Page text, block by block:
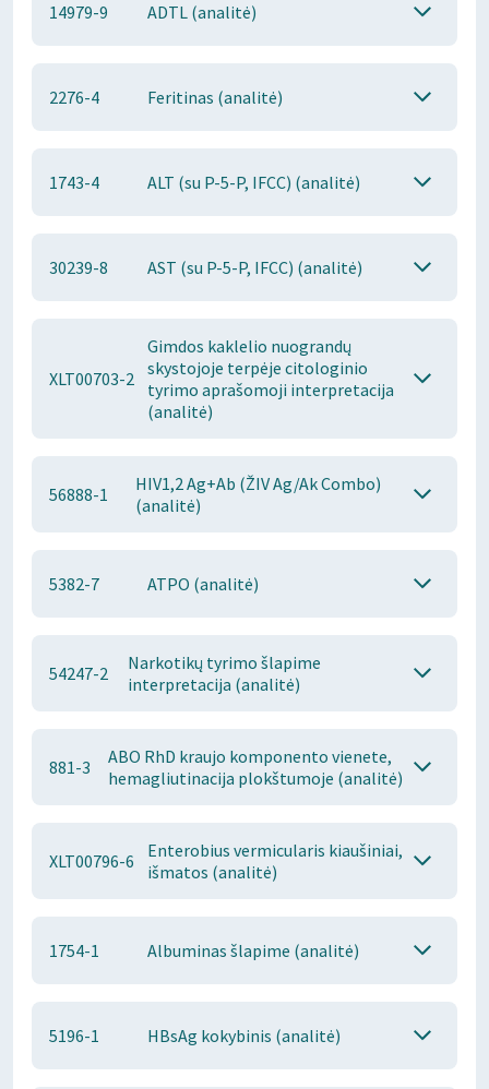
14979-9 ADTL (analitė)
2276-4 Feritinas (analitė)
1743-4 ALT (su P-5-P, IFCC) (analitė)
30239-8 AST (su P-5-P, IFCC) (analitė)
XLT00703-2
Gimdos kaklelio nuograndų
skystojoje terpėje citologinio
tyrimo aprašomoji interpretacija
(analitė)
56888-1
HIV1,2 Ag+Ab (ŽIV Ag/Ak Combo)
(analitė)
5382-7 ATPO (analitė)
54247-2
Narkotikų tyrimo šlapime
interpretacija (analitė)
881-3
ABO RhD kraujo komponento vienete,
hemagliutinacija plokštumoje (analitė)
XLT00796-6
Enterobius vermicularis kiaušiniai,
išmatos (analitė)
1754-1 Albuminas šlapime (analitė)
5196-1 HBsAg kokybinis (analitė)